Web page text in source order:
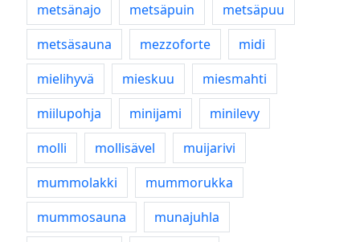
metsänajo
metsäpuin
metsäpuu
metsäsauna
mezzoforte
midi
mielihyvä
mieskuu
miesmahti
miilupohja
minijami
minilevy
molli
mollisävel
muijarivi
mummolakki
mummorukka
mummosauna
munajuhla